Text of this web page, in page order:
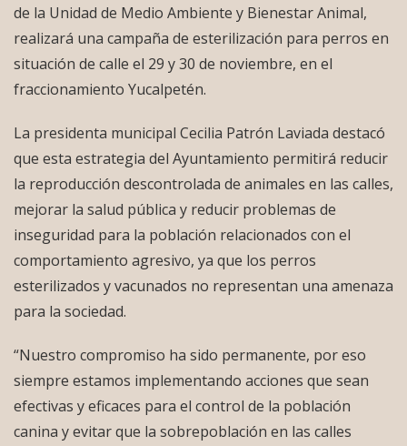
de la Unidad de Medio Ambiente y Bienestar Animal,
realizará una campaña de esterilización para perros en
situación de calle el 29 y 30 de noviembre, en el
fraccionamiento Yucalpetén.
La presidenta municipal Cecilia Patrón Laviada destacó
que esta estrategia del Ayuntamiento permitirá reducir
la reproducción descontrolada de animales en las calles,
mejorar la salud pública y reducir problemas de
inseguridad para la población relacionados con el
comportamiento agresivo, ya que los perros
esterilizados y vacunados no representan una amenaza
para la sociedad.
“Nuestro compromiso ha sido permanente, por eso
siempre estamos implementando acciones que sean
efectivas y eficaces para el control de la población
canina y evitar que la sobrepoblación en las calles